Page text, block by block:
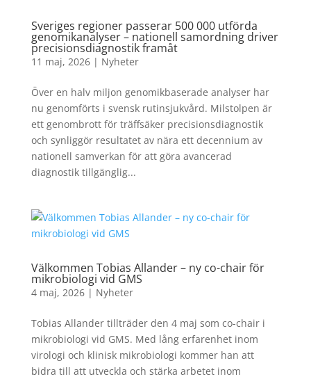
Sveriges regioner passerar 500 000 utförda
genomikanalyser – nationell samordning driver
precisionsdiagnostik framåt
11 maj, 2026| Nyheter
Över en halv miljon genomikbaserade analyser har
nu genomförts i svensk rutinsjukvård. Milstolpen är
ett genombrott för träffsäker precisionsdiagnostik
och synliggör resultatet av nära ett decennium av
nationell samverkan för att göra avancerad
diagnostik tillgänglig...
Välkommen Tobias Allander – ny co-chair för
mikrobiologi vid GMS
4 maj, 2026| Nyheter
Tobias Allander tillträder den 4 maj som co-chair i
mikrobiologi vid GMS. Med lång erfarenhet inom
virologi och klinisk mikrobiologi kommer han att
bidra till att utveckla och stärka arbetet inom